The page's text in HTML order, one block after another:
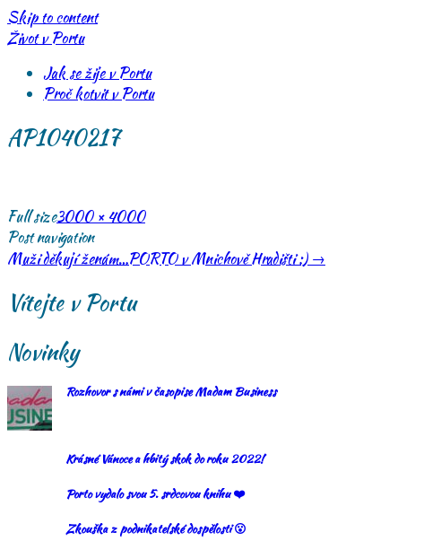
Skip to content
Život v Portu
Jak se žije v Portu
Proč kotvit v Portu
AP1040217
Full size3000 × 4000
Post navigation
Muži děkují ženám…PORTO v Mnichově Hradišti :) →
Vítejte v Portu
Novinky
Rozhovor s námi v časopise Madam Business
Krásné Vánoce a hbitý skok do roku 2022!
Porto vydalo svou 5. srdcovou knihu ❤️
Zkouška z podnikatelské dospělosti 😮